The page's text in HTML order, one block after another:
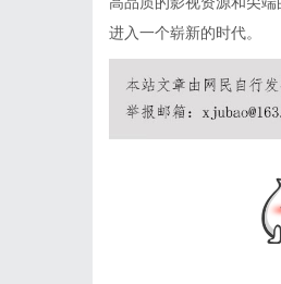
进入一个崭新的时代。